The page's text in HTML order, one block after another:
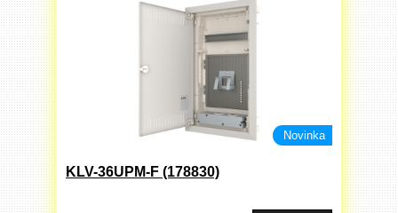
Novinka
KLV-36UPM-F (178830)